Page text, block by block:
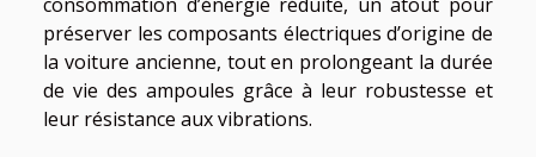
préserver les composants électriques d’origine de
la voiture ancienne, tout en prolongeant la durée
de vie des ampoules grâce à leur robustesse et
leur résistance aux vibrations.